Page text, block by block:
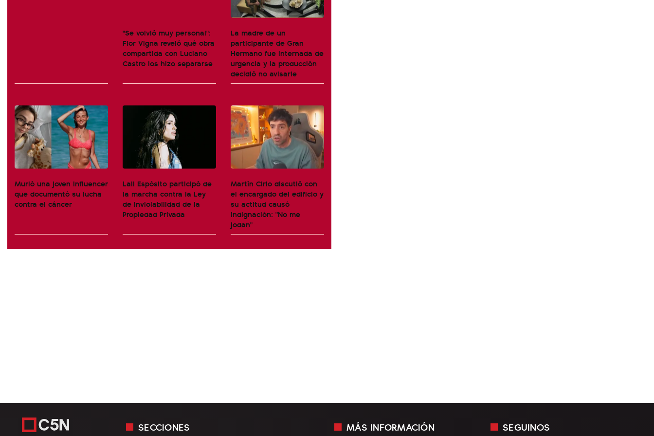
"Se volvió muy personal":
Flor Vigna reveló qué obra
compartida con Luciano
Castro los hizo separarse
La madre de un
participante de Gran
Hermano fue internada de
urgencia y la producción
decidió no avisarle
Murió una joven influencer
que documentó su lucha
contra el cáncer
Lali Espósito participó de
la marcha contra la Ley
de Inviolabilidad de la
Propiedad Privada
Martín Cirio discutió con
el encargado del edificio y
su actitud causó
indignación: "No me
jodan"
SECCIONES MÁS INFORMACIÓN SEGUINOS